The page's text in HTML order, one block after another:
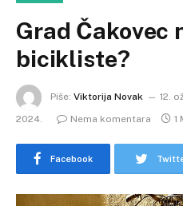
Grad Čakovec
bicikliste?
Piše: Viktorija Novak 12.
2024.
Nema komentara 1
Facebook